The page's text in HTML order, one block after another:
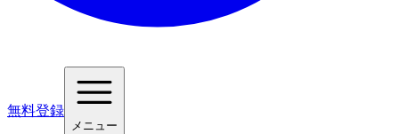
無料登録
メニュー